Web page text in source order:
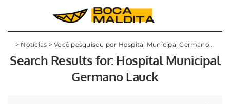
> Notícias >Você pesquisou por Hospital Municipal Germano Lauck
Search Results for:Hospital Municipal
Germano Lauck